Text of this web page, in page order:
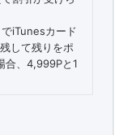
iTunesカード
して残りをポ
合、4,999Pと1